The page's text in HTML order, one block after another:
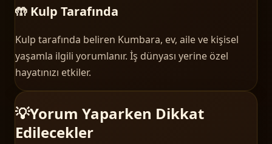
🤲 Kulp Tarafında
Kulp tarafında beliren Kumbara, ev, aile ve kişisel
yaşamla ilgili yorumlanır. İş dünyası yerine özel
hayatınızı etkiler.
💡Yorum Yaparken Dikkat
Edilecekler